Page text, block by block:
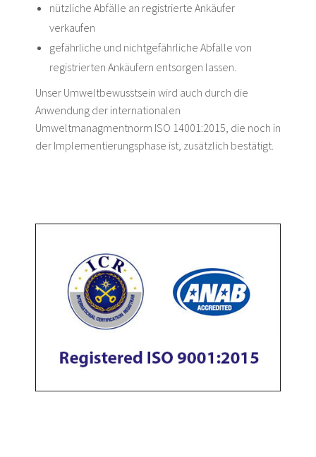
nützliche Abfälle an registrierte Ankäufer
verkaufen
gefährliche und nichtgefährliche Abfälle von
registrierten Ankäufern entsorgen lassen.
Unser Umweltbewusstsein wird auch durch die
Anwendung der internationalen
Umweltmanagmentnorm ISO 14001:2015, die noch in
der Implementierungsphase ist, zusätzlich bestätigt.